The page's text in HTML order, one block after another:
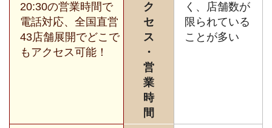
20:30の営業時間で
電話対応、全国直営
43店舗展開でどこで
もアクセス可能！
ク
セ
ス
・
営
業
時
間
く、店舗数が
限られている
ことが多い